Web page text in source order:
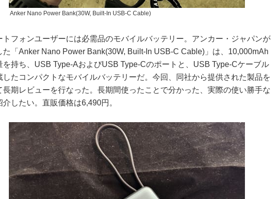
Anker Nano Power Bank(30W, Built-In USB-C Cable)
トフォンユーザーには必需品のモバイルバッテリー。アンカー・ジャパンが
た「Anker Nano Power Bank(30W, Built-In USB-C Cable)」は、10,000mAh
を持ち、USB Type-AおよびUSB Type-Cのポートと、USB Type-Cケーブル
したコンパクトなモバイルバッテリーだ。今回、同社から提供された製品を
長期レビューを行なった。長期間使ったことで分かった、実際の使い勝手な
介したい。直販価格は6,490円。